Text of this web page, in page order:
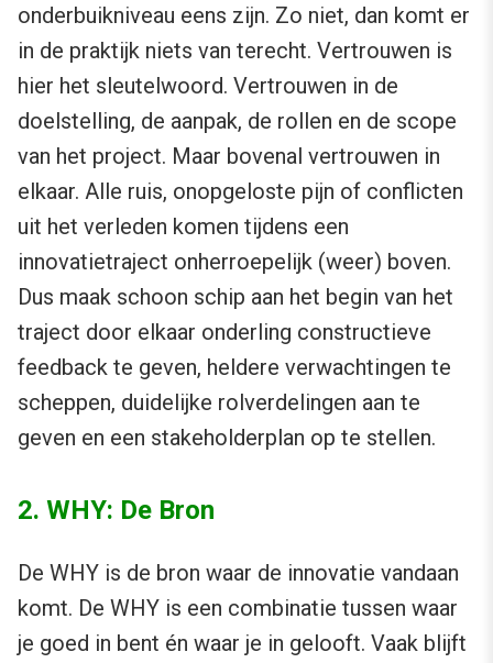
onderbuikniveau eens zijn. Zo niet, dan komt er
in de praktijk niets van terecht. Vertrouwen is
hier het sleutelwoord. Vertrouwen in de
doelstelling, de aanpak, de rollen en de scope
van het project. Maar bovenal vertrouwen in
elkaar. Alle ruis, onopgeloste pijn of conflicten
uit het verleden komen tijdens een
innovatietraject onherroepelijk (weer) boven.
Dus maak schoon schip aan het begin van het
traject door elkaar onderling constructieve
feedback te geven, heldere verwachtingen te
scheppen, duidelijke rolverdelingen aan te
geven en een stakeholderplan op te stellen.
2. WHY: De Bron
De WHY is de bron waar de innovatie vandaan
komt. De WHY is een combinatie tussen waar
je goed in bent én waar je in gelooft. Vaak blijft